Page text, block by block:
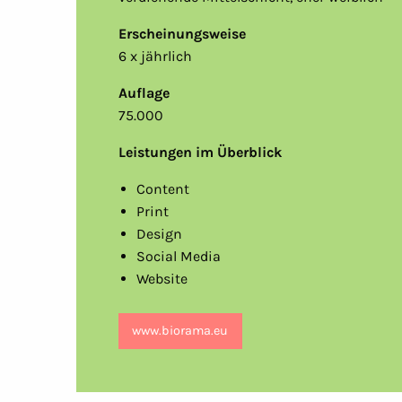
Erscheinungsweise
6 x jährlich
Auflage
75.000
Leistungen im Überblick
Content
Print
Design
Social Media
Website
www.biorama.eu